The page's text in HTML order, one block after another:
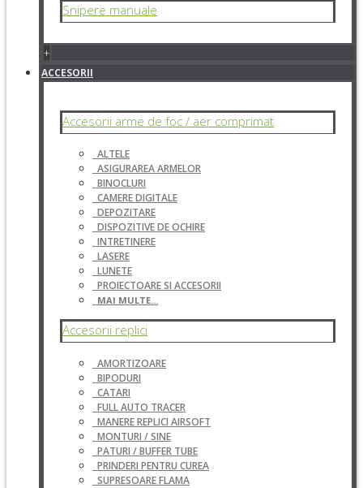
Snipere manuale
+
ACCESORII
Accesorii arme de foc / aer comprimat
ALTELE
ASIGURAREA ARMELOR
BINOCLURI
CAMERE DIGITALE
DEPOZITARE
DISPOZITIVE DE OCHIRE
INTRETINERE
LASERE
LUNETE
PROIECTOARE SI ACCESORII
MAI MULTE...
Accesorii replici
AMORTIZOARE
BIPODURI
CATARI
FULL AUTO TRACER
MANERE REPLICI AIRSOFT
MONTURI / SINE
PATURI / BUFFER TUBE
PRINDERI PENTRU CUREA
SUPRESOARE FLAMA